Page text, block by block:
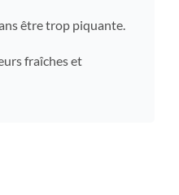
être trop piquante.
fraîches et